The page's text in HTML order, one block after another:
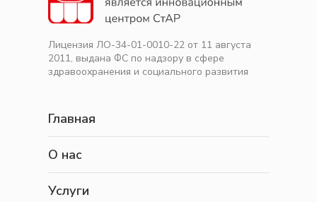
Лицензия ЛО-34-01-0010-22 от 11 августа
2011, выдана ФС по надзору в сфере
здравоохранения и социального развития
Главная
О нас
Услуги